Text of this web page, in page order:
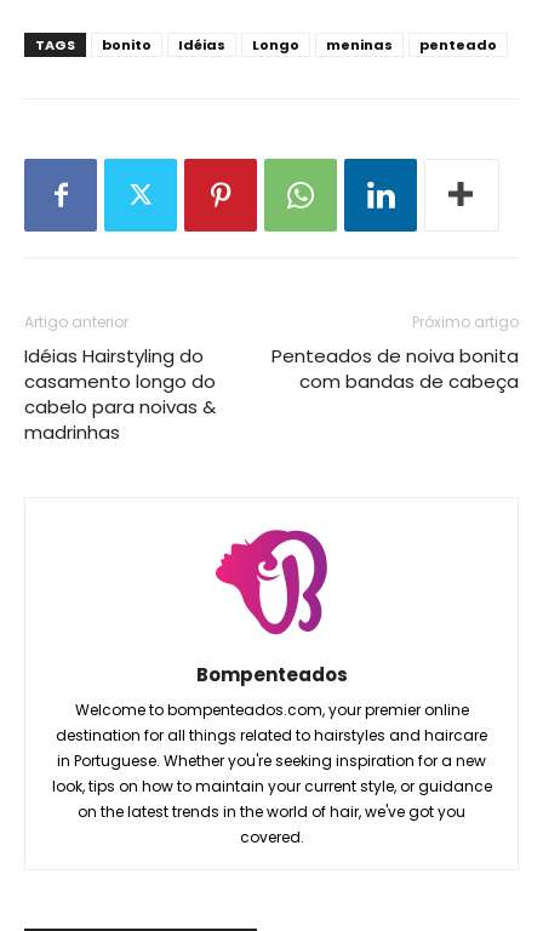
TAGS bonito Idéias Longo meninas penteado
Artigo anterior
Idéias Hairstyling do
casamento longo do
cabelo para noivas &
madrinhas
Próximo artigo
Penteados de noiva bonita
com bandas de cabeça
Bompenteados
Welcome to bompenteados.com, your premier online
destination for all things related to hairstyles and haircare
in Portuguese. Whether you're seeking inspiration for a new
look, tips on how to maintain your current style, or guidance
on the latest trends in the world of hair, we've got you
covered.